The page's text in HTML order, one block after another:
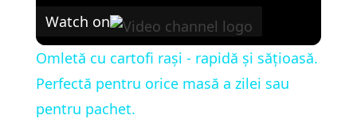
Watch on
Omletă cu cartofi rași - rapidă și sățioasă.
Perfectă pentru orice masă a zilei sau
pentru pachet.